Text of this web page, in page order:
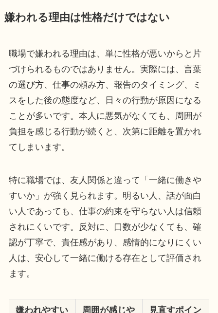
嫌われる理由は性格だけではない
職場で嫌われる理由は、単に性格が悪いからと片
づけられるものではありません。実際には、言葉
の選び方、仕事の頼み方、報告のタイミング、ミ
スをした後の態度など、日々の行動が原因になる
ことが多いです。本人に悪気がなくても、周囲が
負担を感じる行動が続くと、次第に距離を置かれ
てしまいます。
特に職場では、友人関係と違って「一緒に働きや
すいか」が強く見られます。明るい人、話が面白
い人であっても、仕事の約束を守らない人は信頼
されにくいです。反対に、口数が少なくても、確
認が丁寧で、責任感があり、感情的になりにくい
人は、安心して一緒に働ける存在として評価され
ます。
嫌われやすい
周囲が感じや
見直すポイン